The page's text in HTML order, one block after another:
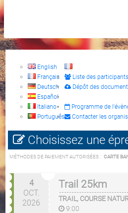
English
Français
Deutsch
Español
Italiano
Português
Liste des participants
Dépôt des
Programme de
Contacter les
Choisissez une
MÉTHODES DE PAIEMENT AUTORISÉES : CARTE
4
OCT.
2026
Trail 25km
TRAIL, COURSE
9:00